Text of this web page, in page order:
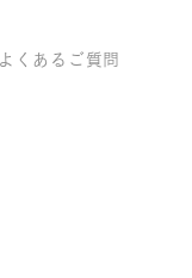
よくあるご質問